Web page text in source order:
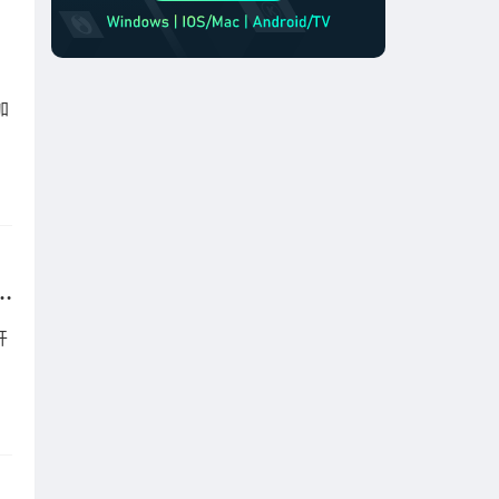
回国加速器帮你一键降延迟？